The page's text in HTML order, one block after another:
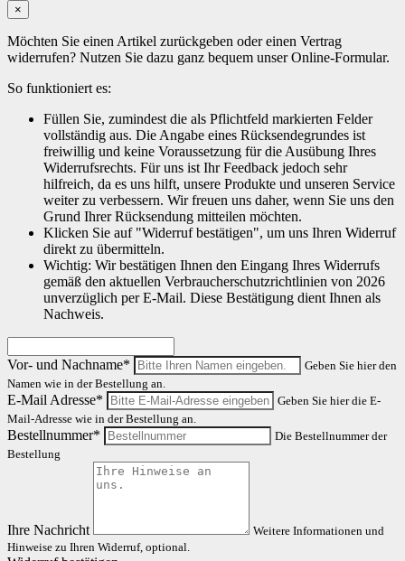
×
Möchten Sie einen Artikel zurückgeben oder einen Vertrag
widerrufen? Nutzen Sie dazu ganz bequem unser Online-Formular.
So funktioniert es:
Füllen Sie, zumindest die als Pflichtfeld markierten Felder
vollständig aus. Die Angabe eines Rücksendegrundes ist
freiwillig und keine Voraussetzung für die Ausübung Ihres
Widerrufsrechts. Für uns ist Ihr Feedback jedoch sehr
hilfreich, da es uns hilft, unsere Produkte und unseren Service
weiter zu verbessern. Wir freuen uns daher, wenn Sie uns den
Grund Ihrer Rücksendung mitteilen möchten.
Klicken Sie auf "Widerruf bestätigen", um uns Ihren Widerruf
direkt zu übermitteln.
Wichtig: Wir bestätigen Ihnen den Eingang Ihres Widerrufs
gemäß den aktuellen Verbraucherschutzrichtlinien von 2026
unverzüglich per E-Mail. Diese Bestätigung dient Ihnen als
Nachweis.
Vor- und Nachname*
Geben Sie hier den
Namen wie in der Bestellung an.
E-Mail Adresse*
Geben Sie hier die E-
Mail-Adresse wie in der Bestellung an.
Bestellnummer*
Die Bestellnummer der
Bestellung
Ihre Nachricht
Weitere Informationen und
Hinweise zu Ihren Widerruf, optional.